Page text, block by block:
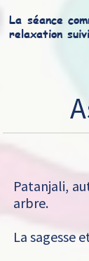
La séance
relaxation
Patanjali,
arbre.
La sagesse